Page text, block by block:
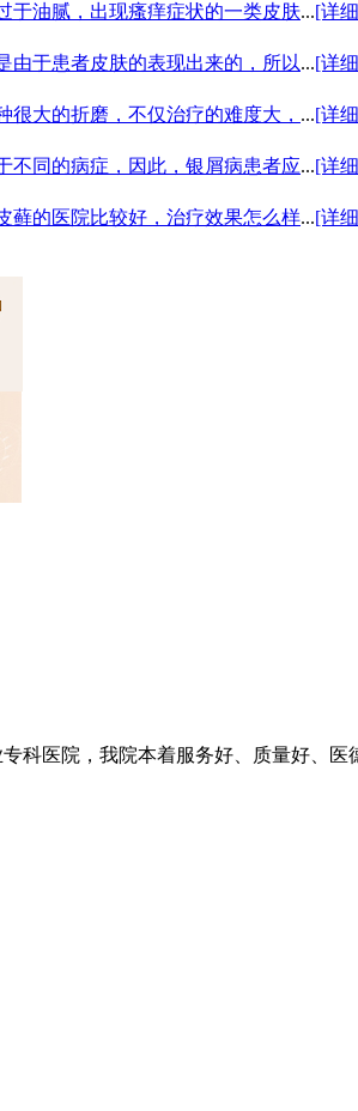
于油腻，出现瘙痒症状的一类皮肤...[详
由于患者皮肤的表现出来的，所以...[详
大的折磨，不仅治疗的难度大， ...[详
不同的病症，因此，银屑病患者应...[详
藓的医院比较好，治疗效果怎么样...[详
科医院，我院本着服务好、质量好、